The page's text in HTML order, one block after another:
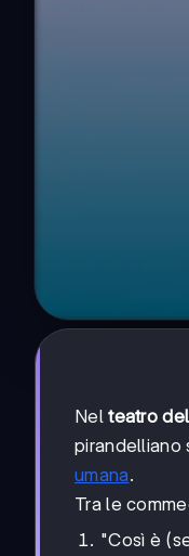
Nelteatro
pirandelliano
umana.
Tra le
"Così è